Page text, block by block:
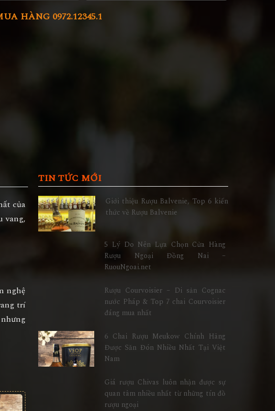
HÀNG 0972.12345.1
của
vang,
nghệ
trí
TIN TỨC MỚI
Giới thiệu Rượu Balvenie, Top 6 kiến
thức về Rượu Balvenie
5 Lý Do Nên Lựa Chọn Cửa Hàng
Rượu Ngoại Đồng Nai –
RuouNgoai.net
Rượu Courvoisier – Di sản Cognac
nước Pháp & Top 7 chai Courvoisier
đáng mua nhất
6 Chai Rượu Meukow Chính Hãng
Được Săn Đón Nhiều Nhất Tại Việt
Nam
Giá rượu Chivas luôn nhận được sự
quan tâm nhiều nhất từ những tín đồ
rượu ngoại